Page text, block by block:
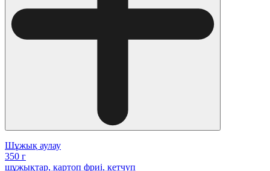
Шұжық аулау
350 г
шұжықтар, картоп фриі, кетчуп